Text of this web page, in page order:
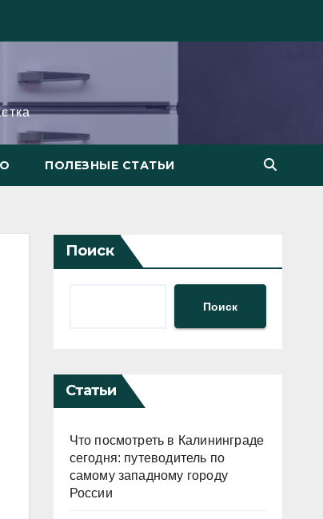
ПОЛЕЗНЫЕ СТАТЬИ
Поиск
Поиск
Статьи
Что посмотреть в Калининграде
сегодня: путеводитель по
самому западному городу
России